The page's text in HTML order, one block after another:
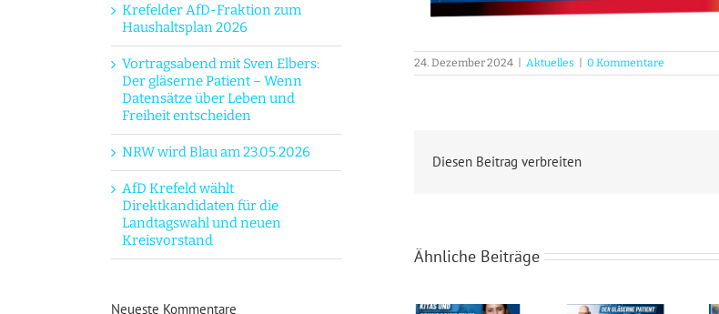
24. Dezember 2024 Aktuelles 0 Kommentare
Diesen Beitrag verbreiten
Ähnliche Beiträge
Krefelder AfD-Fraktion zum
Haushaltsplan 2026
Vortragsabend mit Sven Elbers:
Der gläserne Patient – Wenn
Datensätze über Leben und
Freiheit entscheiden
NRW wird Blau am 23.05.2026
AfD Krefeld wählt
Direktkandidaten für die
Landtagswahl und neuen
Kreisvorstand
Neueste Kommentare